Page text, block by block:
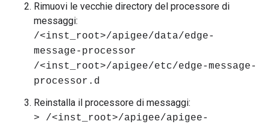
Rimuovi le vecchie directory del processore di
messaggi:
/<inst_root>/apigee/data/edge-
message-processor
/<inst_root>/apigee/etc/edge-message-
processor.d
Reinstalla il processore di messaggi:
> /<inst_root>/apigee/apigee-